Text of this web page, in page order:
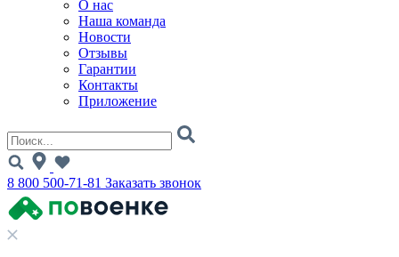
О нас
Наша команда
Новости
Отзывы
Гарантии
Контакты
Приложение
8 800 500-71-81 Заказать звонок